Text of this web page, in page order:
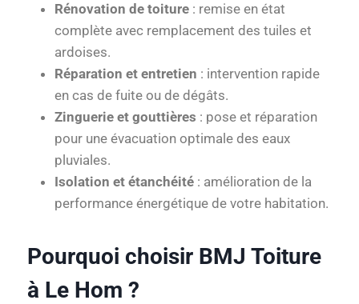
Rénovation de toiture : remise en état
complète avec remplacement des tuiles et
ardoises.
Réparation et entretien : intervention rapide
en cas de fuite ou de dégâts.
Zinguerie et gouttières : pose et réparation
pour une évacuation optimale des eaux
pluviales.
Isolation et étanchéité : amélioration de la
performance énergétique de votre habitation.
Pourquoi choisir BMJ Toiture
à Le Hom ?